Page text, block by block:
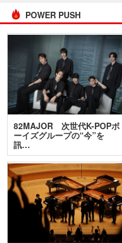
POWER PUSH
82MAJOR 次世代K-POPボ
ーイズグループの“今”を
訊…